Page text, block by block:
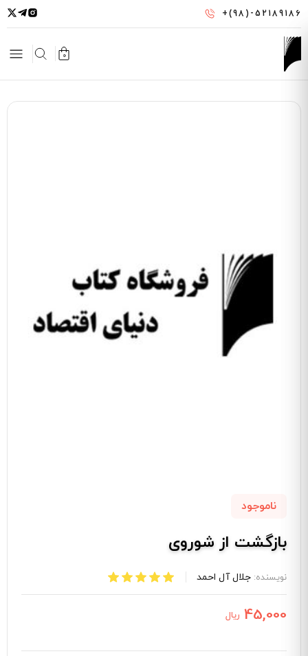
به
محتوای
اصلی
+(98)-52189186
0
ناموجود
بازگشت از شوروی
نویسنده: جلال آل احمد
45,000 ریال